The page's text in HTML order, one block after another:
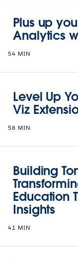
Plus up
Analytics
54 MIN
Level Up
Viz
58 MIN
Building
Education
Insights
41 MIN